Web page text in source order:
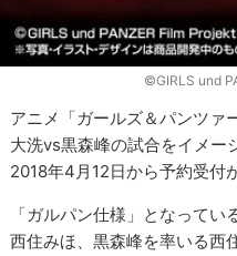
©GIRLS und
アニメ「ガールズ＆パンツァ
大洗vs黒森峰の試合をイメー
2018年4月12日から予約受付
「ガルパン仕様」となって
西住みほ、黒森峰を率いる西